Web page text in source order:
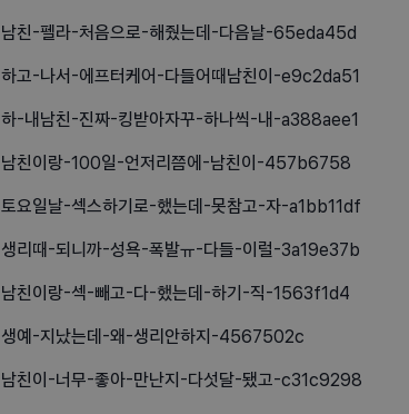
남친-펠라-처음으로-해줬는데-다음날-65eda45d
하고-나서-에프터케어-다들어때남친이-e9c2da51
하-내남친-진짜-킹받아자꾸-하나씩-내-a388aee1
남친이랑-100일-언저리쯤에-남친이-457b6758
토요일날-섹스하기로-했는데-못참고-자-a1bb11df
생리때-되니까-성욕-폭발ㅠ-다들-이럴-3a19e37b
남친이랑-섹-빼고-다-했는데-하기-직-1563f1d4
생예-지났는데-왜-생리안하지-4567502c
남친이-너무-좋아-만난지-다섯달-됐고-c31c9298